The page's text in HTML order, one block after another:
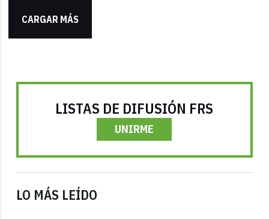
CARGAR MÁS
LISTAS DE DIFUSIÓN FRS
UNIRME
LO MÁS LEÍDO